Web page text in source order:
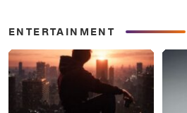
ENTERTAINMENT